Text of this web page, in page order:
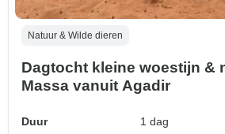
Natuur & Wilde dieren
Dagtocht kleine woestijn &
Massa vanuit Agadir
Duur
1 dag